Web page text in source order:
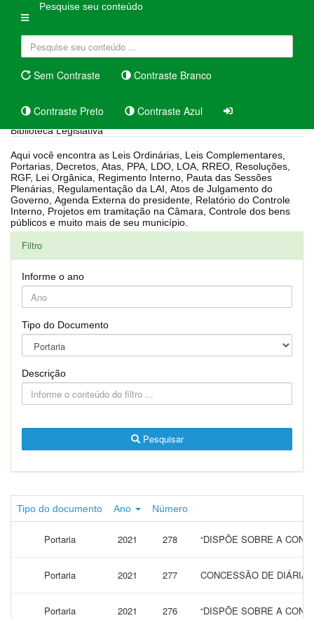
Pesquise seu conteúdo
Sem Contraste Contraste Branco
Contraste Preto Contraste Azul
Biblioteca Legislativa
Aqui você encontra as Leis Ordinárias, Leis Complementares,
Portarias, Decretos, Atas, PPA, LDO, LOA, RREO, Resoluções,
RGF, Lei Orgânica, Regimento Interno, Pauta das Sessões
Plenárias, Regulamentação da LAI, Atos de Julgamento do
Governo, Agenda Externa do presidente, Relatório do Controle
Interno, Projetos em tramitação na Câmara, Controle dos bens
públicos e muito mais de seu município.
Filtro
Informe o ano
Tipo do Documento
Descrição
Pesquisar
Tipo do documento Ano Número
Portaria 2021 278 “DISPÕE SOBRE A
Portaria 2021 277 CONCESSÃO DE
Portaria 2021 276 “DISPÕE SOBRE A